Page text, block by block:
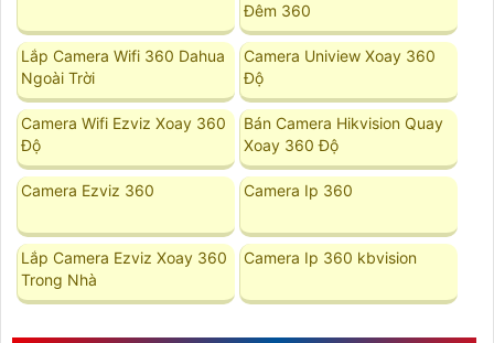
Đêm 360
Lắp Camera Wifi 360 Dahua
Ngoài Trời
Camera Uniview Xoay 360
Độ
Camera Wifi Ezviz Xoay 360
Độ
Bán Camera Hikvision Quay
Xoay 360 Độ
Camera Ezviz 360 Camera Ip 360
Lắp Camera Ezviz Xoay 360
Trong Nhà
Camera Ip 360 kbvision